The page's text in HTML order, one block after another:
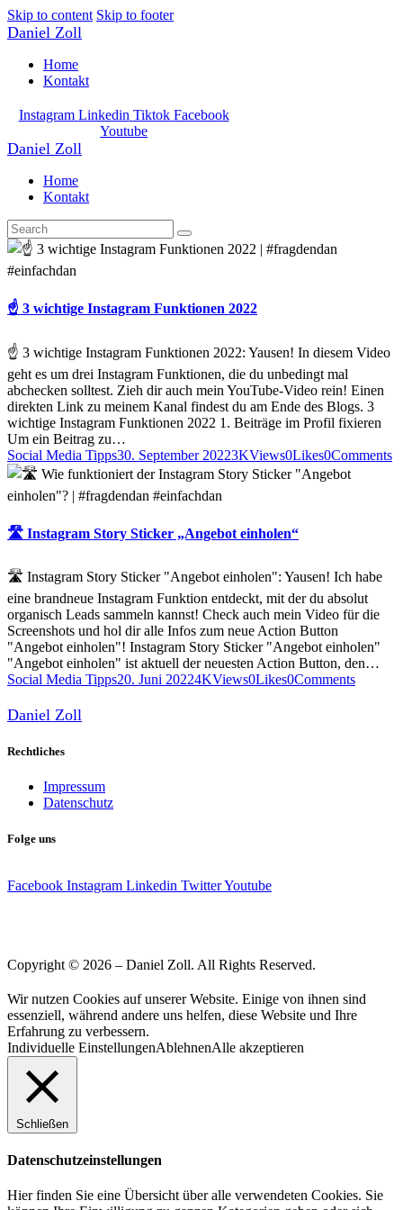
Skip to content Skip to footer
Daniel Zoll
Home
Kontakt
Instagram Linkedin Tiktok Facebook
Youtube
Daniel Zoll
Home
Kontakt
☝️ 3 wichtige Instagram Funktionen 2022
☝️ 3 wichtige Instagram Funktionen 2022: Yausen! In diesem Video
geht es um drei Instagram Funktionen, die du unbedingt mal
abchecken solltest. Zieh dir auch mein YouTube-Video rein! Einen
direkten Link zu meinem Kanal findest du am Ende des Blogs. 3
wichtige Instagram Funktionen 2022 1. Beiträge im Profil fixieren
Um ein Beitrag zu…
Social Media Tipps30. September 20223KViews0Likes0Comments
🛣 Instagram Story Sticker „Angebot einholen“
🛣 Instagram Story Sticker "Angebot einholen": Yausen! Ich habe
eine brandneue Instagram Funktion entdeckt, mit der du absolut
organisch Leads sammeln kannst! Check auch mein Video für die
Screenshots und hol dir alle Infos zum neue Action Button
"Angebot einholen"! Instagram Story Sticker "Angebot einholen"
"Angebot einholen" ist aktuell der neuesten Action Button, den…
Social Media Tipps20. Juni 20224KViews0Likes0Comments
Daniel Zoll
Rechtliches
Impressum
Datenschutz
Folge uns
Facebook Instagram Linkedin TwitterYoutube
Copyright © 2026 – Daniel Zoll. All Rights Reserved.
Wir nutzen Cookies auf unserer Website. Einige von ihnen sind
essenziell, während andere uns helfen, diese Website und Ihre
Erfahrung zu verbessern.
Individuelle EinstellungenAblehnenAlle akzeptieren
Schließen
Datenschutzeinstellungen
Hier finden Sie eine Übersicht über alle verwendeten Cookies. Sie